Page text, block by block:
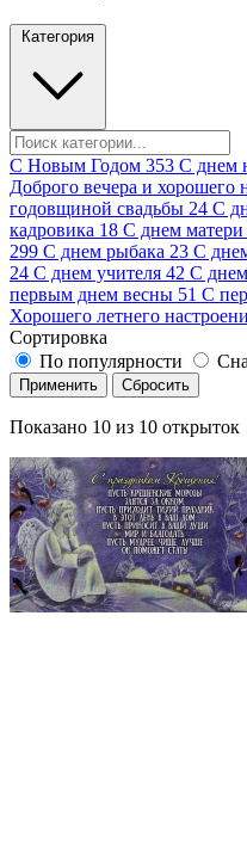
Категория
C Новым Годом 353 C днем
Доброго вечера и хорошего
годовщиной свадьбы 24 С
кадровика 18 С днем матери
299 С днем рыбака 23 С
24 С днем учителя 42 С
первым днем весны 51 С
Хорошего летнего
Сортировка
По популярности
Применить Сбросить
Показано 10 из 10 открыток